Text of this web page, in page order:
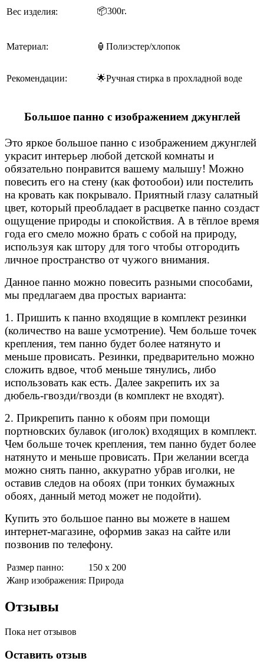
Вес изделия: 📦300г.
Материал: 🏮Полиэстер/хлопок
Рекомендации: 🌟Ручная стирка в прохладной воде
Большое панно с изображением джунглей
Это яркое большое панно с изображением джунглей
украсит интерьер любой детской комнаты и
обязательно понравится вашему малышу! Можно
повесить его на стену (как фотообои) или постелить
на кровать как покрывало. Приятный глазу салатный
цвет, который преобладает в расцветке панно создаст
ощущение природы и спокойствия. А в тёплое время
года его смело можно брать с собой на природу,
используя как штору для того чтобы отгородить
личное пространство от чужого внимания.
Данное панно можно повесить разными способами,
мы предлагаем два простых варианта:
1. Пришить к панно входящие в комплект резинки
(количество на ваше усмотрение). Чем больше точек
крепления, тем панно будет более натянуто и
меньше провисать. Резинки, предварительно можно
сложить вдвое, чтоб меньше тянулись, либо
использовать как есть. Далее закрепить их за
дюбель-гвозди/гвозди (в комплект не входят).
2. Прикрепить панно к обоям при помощи
портновских булавок (иголок) входящих в комплект.
Чем больше точек крепления, тем панно будет более
натянуто и меньше провисать. При желании всегда
можно снять панно, аккуратно убрав иголки, не
оставив следов на обоях (при тонких бумажных
обоях, данный метод может не подойти).
Купить это большое панно вы можете в нашем
интернет-магазине, оформив заказ на сайте или
позвонив по телефону.
Размер панно:
150 х 200
Жанр изображения: Природа
Отзывы
Пока нет отзывов
Оставить отзыв